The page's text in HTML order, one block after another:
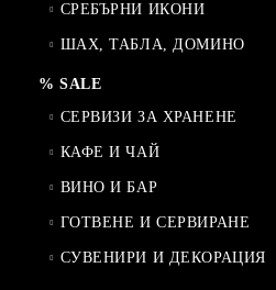
СРЕБЪРНИ ИКОНИ
ШАХ, ТАБЛА, ДОМИНО
% SALE
СЕРВИЗИ ЗА ХРАНЕНЕ
КАФЕ И ЧАЙ
ВИНО И БАР
ГОТВЕНЕ И СЕРВИРАНЕ
СУВЕНИРИ И ДЕКОРАЦИЯ